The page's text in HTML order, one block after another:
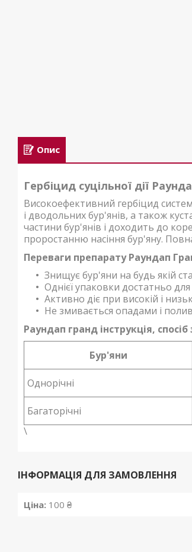
Опис
Гербіцид суцільної дії
Високоефективний гербіцид
і дводольних бур'янів, а також
частини бур'янів і доходить до
проростанню насіння бур'яну.
Переваги препарату Раундап
Знищує бур'яни на будь якій
Однієї упаковки достатньо
Активно діє при високій і
Не змивається опадами і
Раундап гранд інструкція,
Бур'яни
Однорічні
Багаторічні
\
ІНФОРМАЦІЯ ДЛЯ ЗАМОВЛЕННЯ
Ціна: 100 ₴